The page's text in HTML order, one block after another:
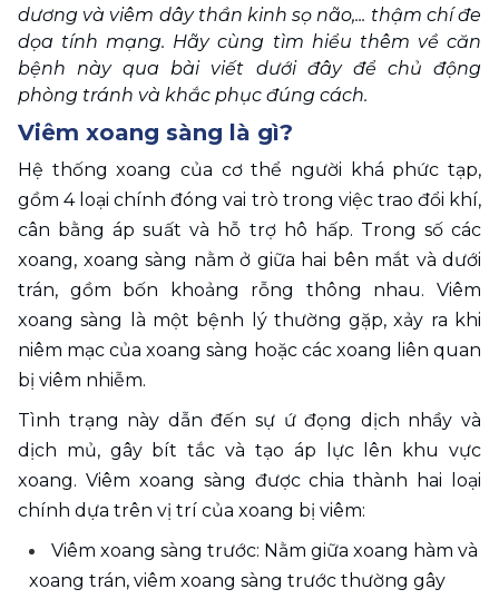
dương và viêm dây thần kinh sọ não,... thậm chí đe
dọa tính mạng. Hãy cùng tìm hiểu thêm về căn
bệnh này qua bài viết dưới đây để chủ động
phòng tránh và khắc phục đúng cách.
Viêm xoang sàng là gì?
Hệ thống xoang của cơ thể người khá phức tạp,
gồm 4 loại chính đóng vai trò trong việc trao đổi khí,
cân bằng áp suất và hỗ trợ hô hấp. Trong số các
xoang, xoang sàng nằm ở giữa hai bên mắt và dưới
trán, gồm bốn khoảng rỗng thông nhau. Viêm
xoang sàng là một bệnh lý thường gặp, xảy ra khi
niêm mạc của xoang sàng hoặc các xoang liên quan
bị viêm nhiễm.
Tình trạng này dẫn đến sự ứ đọng dịch nhầy và
dịch mủ, gây bít tắc và tạo áp lực lên khu vực
xoang. Viêm xoang sàng được chia thành hai loại
chính dựa trên vị trí của xoang bị viêm:
Viêm xoang sàng trước: Nằm giữa xoang hàm và
xoang trán, viêm xoang sàng trước thường gây